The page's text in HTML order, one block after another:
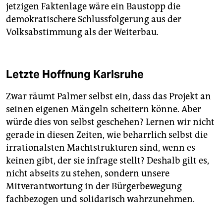
jetzigen Faktenlage wäre ein Baustopp die
demokratischere Schlussfolgerung aus der
Volksabstimmung als der Weiterbau.
Letzte Hoffnung Karlsruhe
Zwar räumt Palmer selbst ein, dass das Projekt an
seinen eigenen Mängeln scheitern könne. Aber
würde dies von selbst geschehen? Lernen wir nicht
gerade in diesen Zeiten, wie beharrlich selbst die
irrationalsten Machtstrukturen sind, wenn es
keinen gibt, der sie infrage stellt? Deshalb gilt es,
nicht abseits zu stehen, sondern unsere
Mitverantwortung in der Bürgerbewegung
fachbezogen und solidarisch wahrzunehmen.